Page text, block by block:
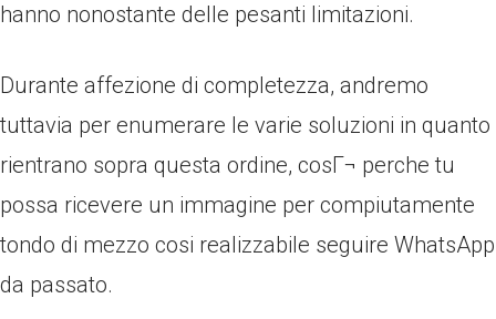
hanno nonostante delle pesanti limitazioni.
Durante affezione di completezza, andremo
tuttavia per enumerare le varie soluzioni in quanto
rientrano sopra questa ordine, cosГ¬ perche tu
possa ricevere un immagine per compiutamente
tondo di mezzo cosi realizzabile seguire WhatsApp
da passato.